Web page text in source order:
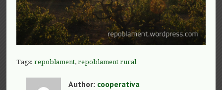
Tags:repoblament,repoblament rural
Author: cooperativa